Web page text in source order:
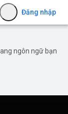
Đăng nhập
ngôn ngữ bạn